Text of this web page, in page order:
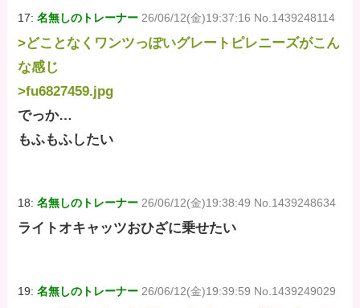
17:名無しのトレーナー 26/06/12(金)19:37:16 No.1439248114
>どことなくワンツっぽいグレートピレニーズがこん
な感じ
>fu6827459.jpg
でっか…
もふもふしたい
18:名無しのトレーナー 26/06/12(金)19:38:49 No.1439248634
ライトオキャッツおひざに乗せたい
19:名無しのトレーナー 26/06/12(金)19:39:59 No.1439249029